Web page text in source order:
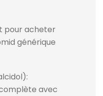
pour acheter
générique
avec